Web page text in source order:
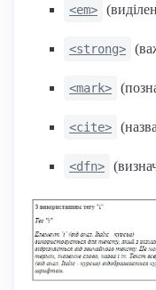
<em>
<strong>
<mark>
<cite>
<dfn>